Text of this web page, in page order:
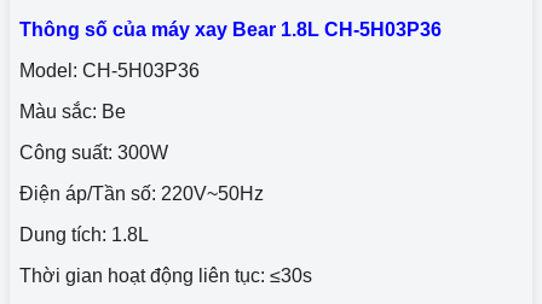
Thông số của máy xay Bear 1.8L CH-5H03P36
Model: CH-5H03P36
Màu sắc: Be
Công suất: 300W
Điện áp/Tần số: 220V~50Hz
Dung tích: 1.8L
Thời gian hoạt động liên tục: ≤30s